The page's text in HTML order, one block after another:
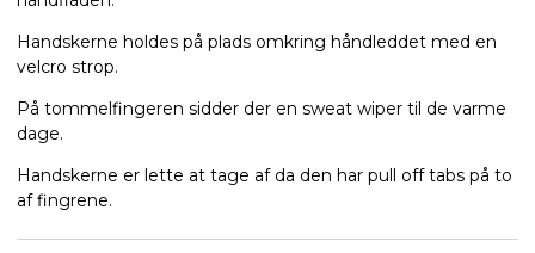
Handskerne holdes på plads omkring håndleddet med en
velcro strop.
På tommelfingeren sidder der en sweat wiper til de varme
dage.
Handskerne er lette at tage af da den har pull off tabs på to
af fingrene.